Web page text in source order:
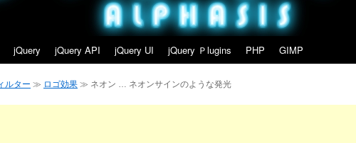
jQuery jQuery API jQuery UI jQuery Ｐlugins PHP GIMP
ルター ≫ ロゴ効果 ≫ ネオン … ネオンサインのような発光